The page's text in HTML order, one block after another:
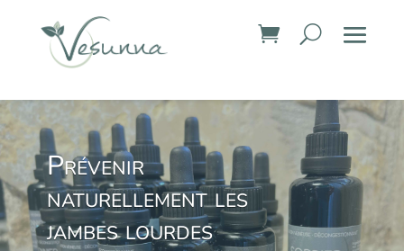
Prévenir
naturellement les
jambes lourdes